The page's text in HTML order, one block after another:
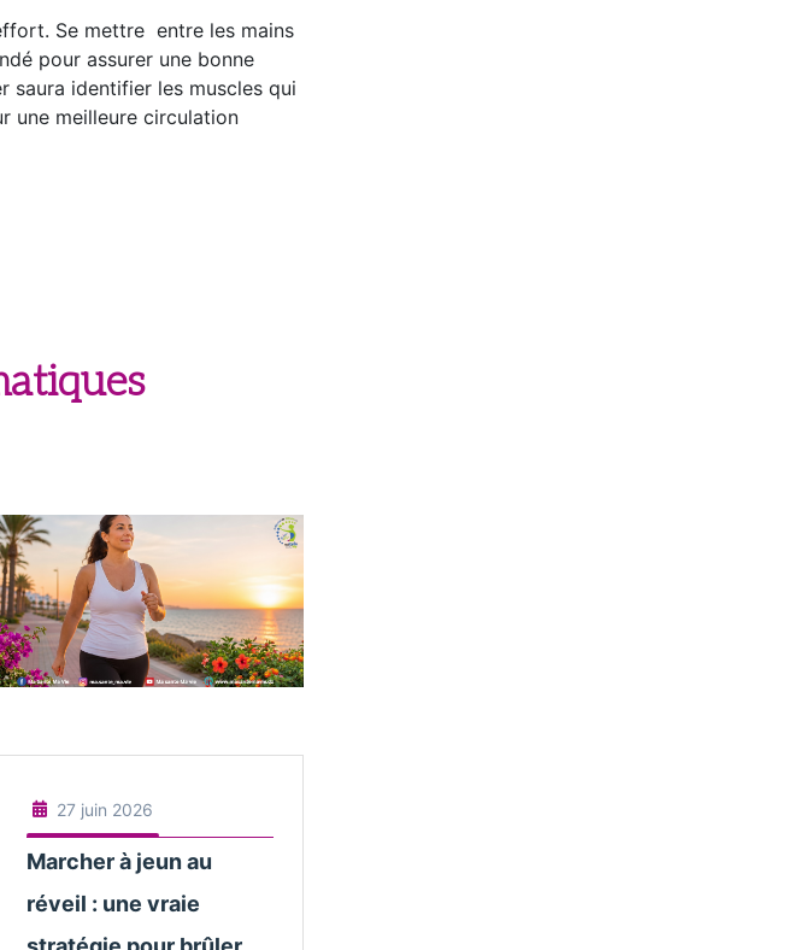
Se mettre entre les mains
pour assurer une bonne
saura identifier les muscles qui
une meilleure circulation
27 juin 2026
Marcher à jeun au
réveil : une vraie